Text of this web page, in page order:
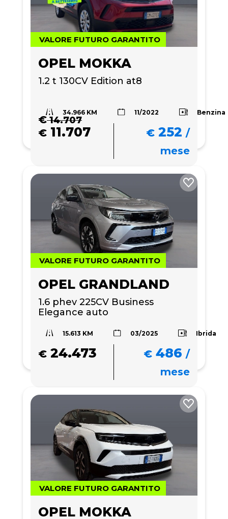
VALORE FUTURO GARANTITO
OPEL MOKKA
1.2 t 130CV Edition at8
34.966 KM 11/2022 Benzina
€14.707
€ 11.707 € 252 /
mese
VALORE FUTURO GARANTITO
OPEL GRANDLAND
1.6 phev 225CV Business
Elegance auto
15.613 KM 03/2025 Ibrida
€ 24.473 € 486 /
mese
VALORE FUTURO GARANTITO
OPEL MOKKA